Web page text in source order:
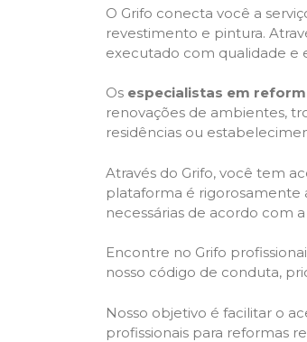
O Grifo conecta você a
revestimento e pintura.
executado com qualidade e
Os especialistas em
renovações de ambientes,
residências ou
Através do Grifo, você tem
plataforma é rigorosamente
necessárias de acordo com
Encontre no Grifo
nosso código de conduta,
Nosso objetivo é facilitar o
profissionais para reformas